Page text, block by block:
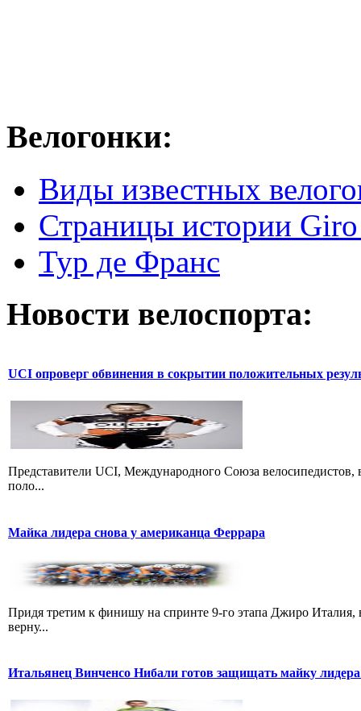
Велогонки:
Виды известных
Страницы истории
Тур де Франс
Новости велоспорта:
UCI опроверг обвинения в сокрытии положительных
Представители UCI, Международного Союза
поло...
Майка лидера снова у американца Феррара
Придя третим к финишу на спринте 9-го этапа Джиро
верну...
Итальянец Винченсо Нибали готов защищать майку